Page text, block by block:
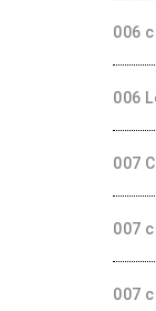
006
006
007
007
007